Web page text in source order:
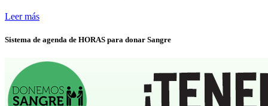
Leer más
Sistema de agenda de HORAS para donar Sangre